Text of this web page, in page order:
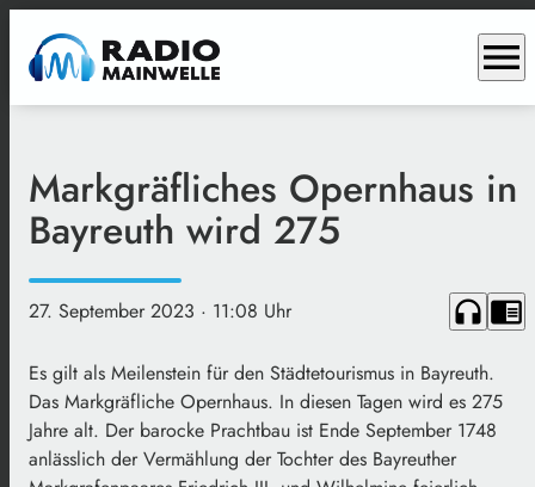
menu
Markgräfliches Opernhaus in
Bayreuth wird 275
27. September 2023 · 11:08 Uhr headphones chrome_reader_mode
Es gilt als Meilenstein für den Städtetourismus in Bayreuth.
Das Markgräfliche Opernhaus. In diesen Tagen wird es 275
Jahre alt. Der barocke Prachtbau ist Ende September 1748
anlässlich der Vermählung der Tochter des Bayreuther